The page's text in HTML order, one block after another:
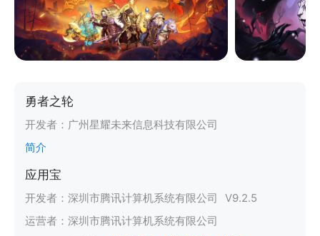
勇者之轮
开发者： 广州星耀未来信息科技有限公司
简介
应用宝
开发者： 深圳市腾讯计算机系统有限公司 V9.2.5
运营者： 深圳市腾讯计算机系统有限公司